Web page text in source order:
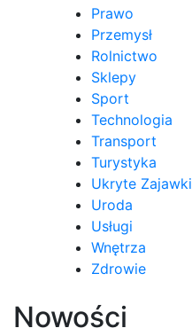
Prawo
Przemysł
Rolnictwo
Sklepy
Sport
Technologia
Transport
Turystyka
Ukryte Zajawki
Uroda
Usługi
Wnętrza
Zdrowie
Nowości